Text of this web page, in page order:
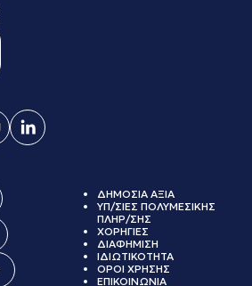
ΔΗΜΟΣΙΑ ΑΞΙΑ
ΥΠ/ΣΙΕΣ ΠΟΛΥΜΕΣΙΚΗΣ
ΠΛΗΡ/ΣΗΣ
ΧΟΡΗΓΙΕΣ
ΔΙΑΦΗΜΙΣΗ
ΙΔΙΩΤΙΚΟΤΗΤΑ
ΟΡΟΙ ΧΡΗΣΗΣ
ΕΠΙΚΟΙΝΩΝΙΑ